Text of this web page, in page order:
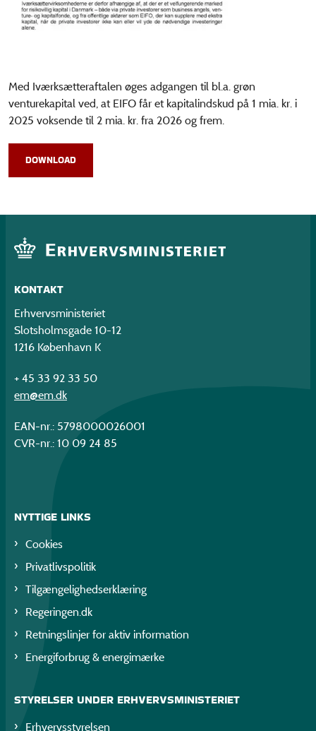
Med Iværksætteraftalen øges adgangen til bl.a. grøn
venturekapital ved, at EIFO får et kapitalindskud på 1 mia. kr. i
2025 voksende til 2 mia. kr. fra 2026 og frem.
DOWNLOAD
KONTAKT
Erhvervsministeriet
Slotsholmsgade 10-12
1216 København K
+ 45 33 92 33 50
em@em.dk
EAN-nr.: 5798000026001
CVR-nr.: 10 09 24 85
NYTTIGE LINKS
Cookies
Privatlivspolitik
Tilgængelighedserklæring
Regeringen.dk
Retningslinjer for aktiv information
Energiforbrug & energimærke
STYRELSER UNDER ERHVERVSMINISTERIET
Erhvervsstyrelsen